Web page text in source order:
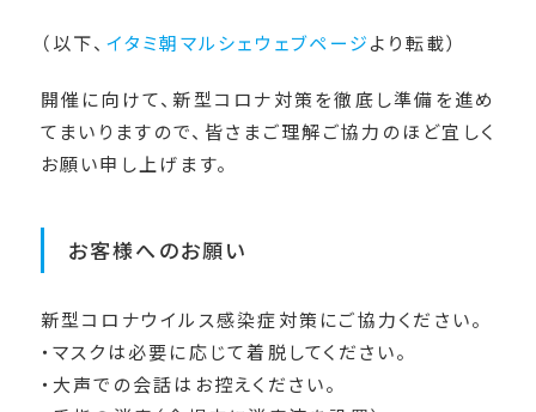
（以下、 イタミ朝マルシェウェブページより転載）
開催に向けて、新型コロナ対策を徹底し準備を進め
てまいりますので、皆さまご理解ご協力のほど宜しく
お願い申し上げます。
お客様へのお願い
新型コロナウイルス感染症対策にご協力ください。
・マスクは必要に応じて着脱してください。
・大声での会話はお控えください。